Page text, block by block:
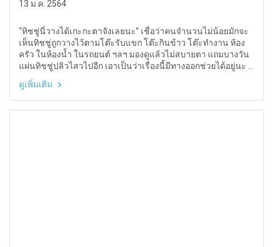
13 ม.ค. 2564
“ทิชชู่นี่วางได้เกะกะตาจังเลยนะ” เชื่อว่าคนจำนวนไม่น้อยมักจะ
เห็นทิชชู่ถูกวางไว้ตามโต๊ะรับแขก โต๊ะกินข้าว โต๊ะทำงาน ห้อง
ครัว ในห้องน้ำ ในรถยนต์ ฯลฯ มองดูแล้วไม่สบายตา แถมบางวัน
แผ่นทิชชู่ปลิวไสวไปอีก เอาเป็นว่าเรื่องนี้มีทางออกช่วยได้อยู่นะ ก็
ลองใช้งาน “กล่องทิชชู่” ดูซิ แอบกระซิบเลยว่าจะทำให้ทิช่ชูวาง
ที่ไหนสวยหรูน่ามองไปหมด ไม่ว่าจะเป็นทิชชู่รูปแบบไหนเอาอยู่!
ดูเพิ่มเติม